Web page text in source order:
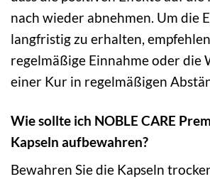
nach wieder abnehmen. Um die
langfristig zu erhalten,
regelmäßige Einnahme oder die
einer Kur in regelmäßigen
Wie sollte ich NOBLE CARE
Kapseln aufbewahren?
Bewahren Sie die Kapseln